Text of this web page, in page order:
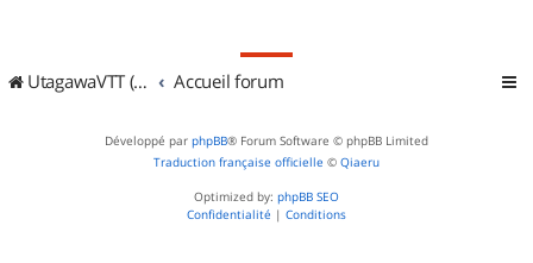
UtagawaVTT (Randos VTT et VTTAE avec traces GPS) Accueil forum
Développé par phpBB® Forum Software © phpBB Limited
Traduction française officielle © Qiaeru
Optimized by: phpBB SEO
Confidentialité | Conditions